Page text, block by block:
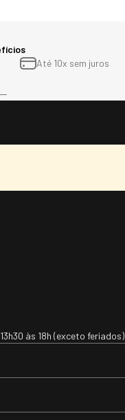
Até 10x sem juros
às 18h (exceto feriados)